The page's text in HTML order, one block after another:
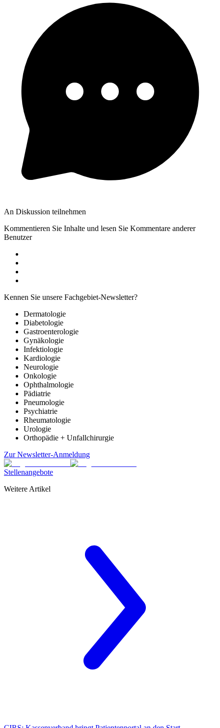
An Diskussion teilnehmen
Kommentieren Sie Inhalte und lesen Sie Kommentare anderer
Benutzer
Kennen Sie unsere Fachgebiet-Newsletter?
Dermatologie
Diabetologie
Gastroenterologie
Gynäkologie
Infektiologie
Kardiologie
Neurologie
Onkologie
Ophthalmologie
Pädiatrie
Pneumologie
Psychiatrie
Rheumatologie
Urologie
Orthopädie + Unfallchirurgie
Zur Newsletter-Anmeldung
Stellenangebote
Weitere Artikel